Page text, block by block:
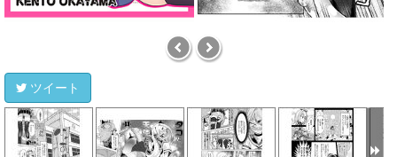
ツイート